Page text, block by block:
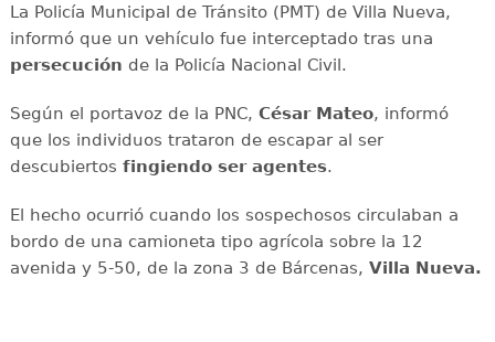
La Policía Municipal de Tránsito (PMT) de Villa Nueva,
informó que un vehículo fue interceptado tras una
persecución de la Policía Nacional Civil.
Según el portavoz de la PNC, César Mateo, informó
que los individuos trataron de escapar al ser
descubiertos fingiendo ser agentes.
El hecho ocurrió cuando los sospechosos circulaban a
bordo de una camioneta tipo agrícola sobre la 12
avenida y 5-50, de la zona 3 de Bárcenas, Villa Nueva.